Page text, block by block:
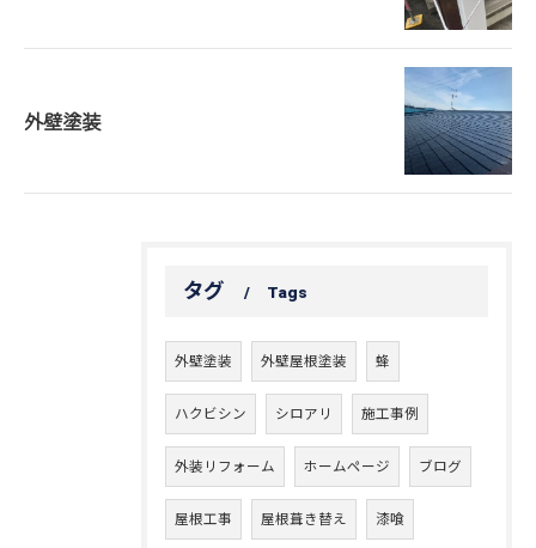
外壁塗装
タグ Tags
外壁塗装 外壁屋根塗装 蜂
ハクビシン シロアリ 施工事例
外装リフォーム ホームページ ブログ
屋根工事 屋根葺き替え 漆喰